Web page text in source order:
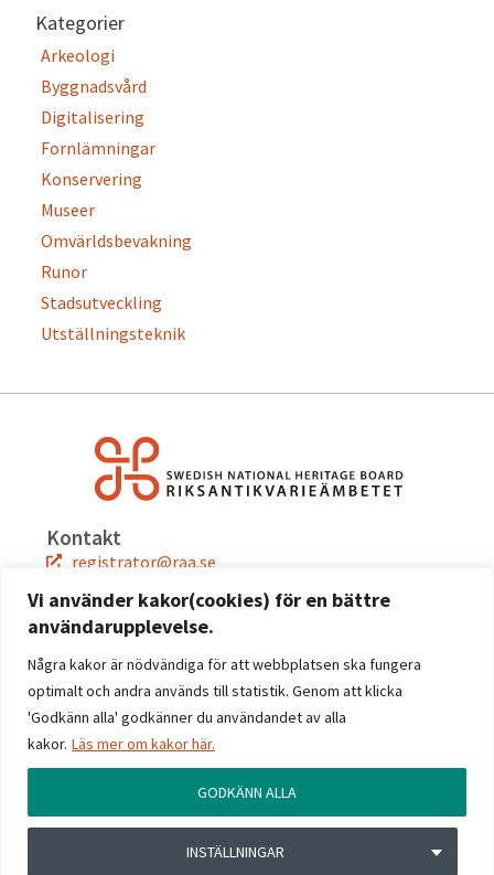
Vi använder kakor(cookies) för en bättre
användarupplevelse.
Några kakor är nödvändiga för att webbplatsen ska fungera
optimalt och andra används till statistik. Genom att klicka
'Godkänn alla' godkänner du användandet av alla
kakor. Läs mer om kakor här.
INSTÄLLNINGAR
GODKÄNN ALLA
Kategorier
Arkeologi
Byggnadsvård
Digitalisering
Fornlämningar
Konservering
Museer
Omvärldsbevakning
Runor
Stadsutveckling
Utställningsteknik
Kontakt
registrator@raa.se
08-5191 80 00
Snabblänkar
Jobba hos oss
Press
Kontakta oss
Följ oss
Linkedin